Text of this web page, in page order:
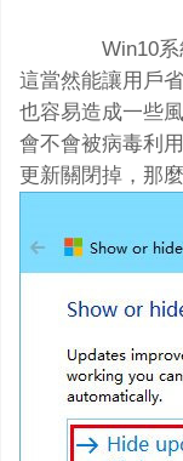
Win10系統
這當然能讓用戶
也容易造成一些
會不會被病毒利
更新關閉掉，那